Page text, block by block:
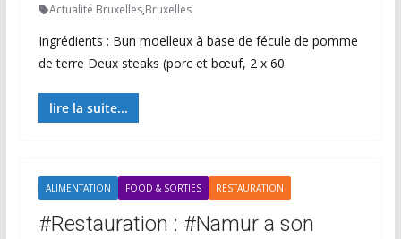
Actualité Bruxelles,Bruxelles
Ingrédients : Bun moelleux à base de fécule de pomme
de terre Deux steaks (porc et bœuf, 2 x 60
lire la suite...
ALIMENTATION FOOD & SORTIES RESTAURATION
#Restauration : #Namur a son